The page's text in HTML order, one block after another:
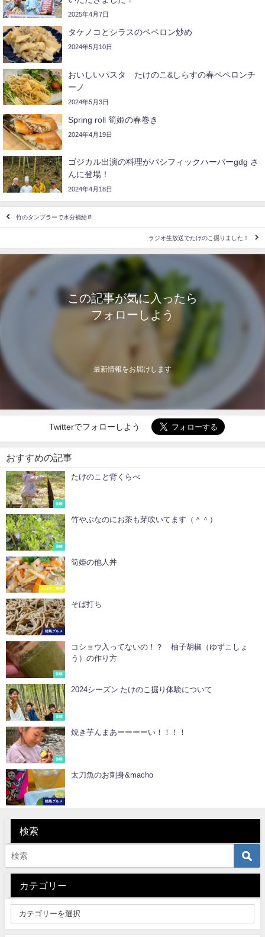
2025年4月7日
タケノコとシラスのペペロン炒め
2024年5月10日
おいしいパスタ たけのこ&しらすの春ペペロンチ
ーノ
2024年5月3日
Spring roll 筍姫の春巻き
2024年4月19日
ゴジカル出演の料理がパシフィックハーバーgdg さ
んに登場！
2024年4月18日
竹のタンブラーで水分補給🥛
ラジオ生放送でたけのこ掘りました！
この記事が気に入ったら
フォローしよう
最新情報をお届けします
Twitterでフォローしよう
おすすめの記事
体験
たけのこと背くらべ
体験
竹やぶなのにお茶も芽吹いてます（＾＾）
たけのこ料理
筍姫の他人丼
徳島グルメ
そば打ち
体験
コショウ入ってないの！？ 柚子胡椒（ゆずこしょ
う）の作り方
体験
2024シーズン たけのこ掘り体験について
体験
焼き芋んまあーーーーい！！！！
徳島グルメ
太刀魚のお刺身&macho
検索
カテゴリー